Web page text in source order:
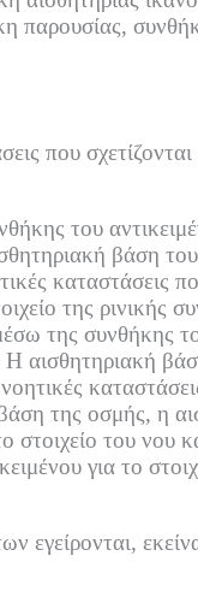
παρουσίας,
που σχετίζονται
του
βάση του
καταστάσεις
της ρινικής
της συνθήκης
Η αισθητηριακή
της οσμής, η
του νου
για το
εγείρονται,